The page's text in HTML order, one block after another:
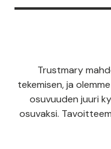
Trustmary
tekemisen, ja
osuvuuden juuri
osuvaksi.